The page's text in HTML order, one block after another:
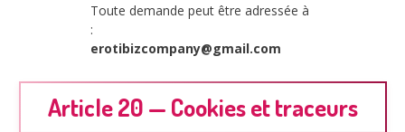
Toute demande peut être adressée à
:
erotibizcompany@gmail.com
Article 20 — Cookies et traceurs